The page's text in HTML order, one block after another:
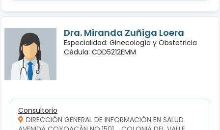
Dra. Miranda Zuñiga Loera
Especialidad: Ginecología y Obstetricia
Cédula: CDD5212EMM
Consultorio
DIRECCIÓN GENERAL DE INFORMACIÓN EN SALUD